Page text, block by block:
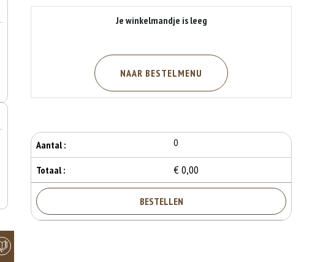
Je winkelmandje is leeg
NAAR BESTELMENU
Aantal : 0
Totaal : € 0,00
BESTELLEN